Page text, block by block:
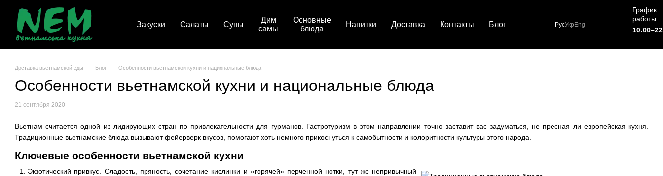
Перейти к основному контенту
Закуски Салаты Супы
Дим
самы
Основные
блюда
Напитки Доставка Контакты Блог РусУкр Eng
График
работы:
Доставка вьетнамской еды Блог Особенности вьетнамской кухни и национальные блюда
Особенности вьетнамской кухни и национальные блюда
21 сентября 2020
Вьетнам считается одной из лидирующих стран по привлекательности для гурманов. Гастротуризм в этом направлении точно заставит вас задуматься, не пресная ли европейская кухня.
Традиционные вьетнамские блюда вызывают фейерверк вкусов, помогают хоть немного прикоснуться к самобытности и колоритности культуры этого народа.
Ключевые особенности вьетнамской кухни
Экзотический привкус. Сладость, пряность, сочетание кислинки и «горячей» перченной нотки, тут же непривычный